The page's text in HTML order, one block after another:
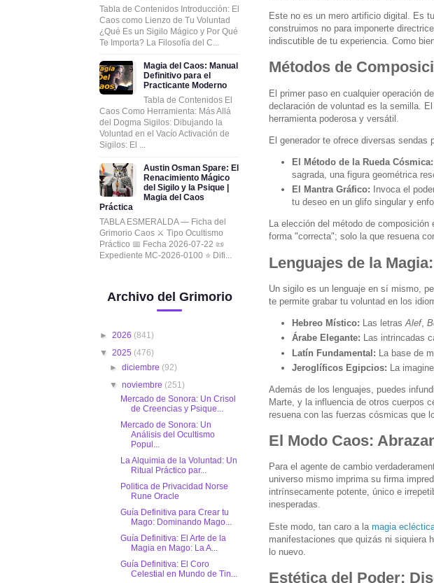
Este no es un mero artificio digital. Es
construimos no para imponerte
indiscutible de tu experiencia. Como
Métodos de
El primer paso en cualquier operación
declaración de voluntad es la semilla.
herramienta poderosa y versátil.
El generador te ofrece diversas sendas
El Método de la Rueda Cósmica:
sagrada, una figura geométrica
El Mantra Gráfico: Invoca el
tu deseo en un glifo singular y
La elección del método de composición
forma "correcta"; solo la que resuena
Lenguajes de la
Un sigilo es un lenguaje en sí mismo,
te permite grabar tu voluntad en los
Hebreo Místico: Las letras Alef,
Árabe Elegante: Las intrincadas
Latín Fundamental: La base de
Jeroglíficos Egipcios: La
Además de los lenguajes, puedes
Marte, y la influencia de otros cuerpos
resuena con las fuerzas cósmicas que
El Modo Caos:
Para el agente de cambio
universo mismo imprima su firma
intrínsecamente potente, único e
inesperadas.
Este modo, tan caro a la magia
manifestaciones que quizás ni siquiera
lo nuevo.
Estética del Poder:
Tabla de Contenidos Introducción: El
Caos como Lienzo de Tu Voluntad
¿Qué Es un Sigilo Mágico y Por Qué
Te Importa? La Filosofía del C...
Magia del Caos: Manual
Definitivo para el
Practicante Moderno
Tabla de Contenidos El
Caos Como Herramienta: Más Allá
del Dogma Sigilos: Dibujando la
Voluntad en el Vacío Activación de
Sigilos: El ...
Austin Osman Spare: El
Renacimiento Mágico
del Sigilo y la Psique |
Magia del Caos
Práctica
TABLA ESMERALDA — Ficha del
Grimorio Caos ⚔️ Tipo Ocultismo
Práctico 📅 Fecha 2026-07-22 📜
Expediente MC-2026-0100 ⭐ Difi...
Archivo del Grimorio
► 2026 (841)
▼ 2025 (476)
►diciembre (92)
▼noviembre (251)
Mercado de Sonora: Un Crisol
de Creencias y Psique...
Mercado de Sonora: Un
Análisis del Ocultismo
Popul...
La Alquimia de la Voluntad: Un
Ritual Práctico par...
Politica de Privacidad Norse
Rune Oracle
Guía Definitiva para Crear tu
Mago: Dominando Mago...
Guía Definitiva: El Arte de la
Magia en Mago: La A...
Guía Definitiva: El Coro
Celestial en Mundo de Tin...